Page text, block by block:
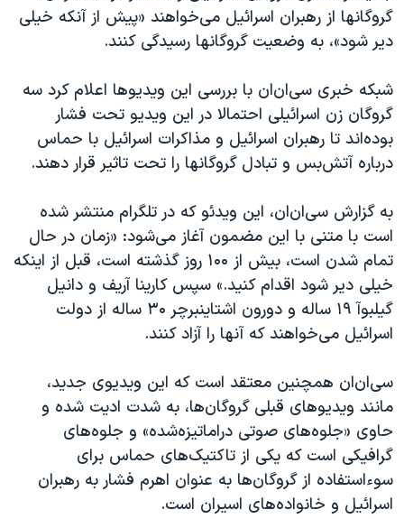
چهل سال گروگان‌گیری
اعتراضات مردمی آبان ۹۸
اسرائیل در جنگ
نرگس محمدی برنده جایزه نوبل صلح
صفحه‌های ویژه
سفر پرزیدنت ترامپ به چین
گروگانها از رهبران اسرائیل می‌خواهند «پیش از آنکه خیلی
دیر شود»، به وضعیت گروگانها رسیدگی کنند.
شبکه خبری سی‌ان‌ان با بررسی این ویدیوها اعلام کرد سه
گروگان زن اسرائیلی احتمالا در این ویدیو تحت فشار
بوده‌اند تا رهبران اسرائیل و مذاکرات اسرائیل با حماس
درباره آتش‌بس و تبادل گروگانها را تحت تاثیر قرار دهند.
به گزارش سی‌ان‌ان، این ویدئو که در تلگرام منتشر شده
است با متنی با این مضمون آغاز می‌شود: «زمان در حال
تمام شدن است، بیش از ۱۰۰ روز گذشته است، قبل از اینکه
خیلی دیر شود اقدام کنید.» ‌سپس کارینا آریف و دانیل
گیلبوآ ۱۹ ساله و دورون اشتاینبرچر ۳۰ ساله از دولت
اسرائیل می‌خواهند که آنها را آزاد کنند.
سی‌ان‌ان همچنین معتقد است که این ویدیوی جدید،
مانند ویدیوهای قبلی گروگان‌ها، به شدت ادیت شده و
حاوی «جلوه‌های صوتی دراماتیزه‌شده» و جلوه‌های
گرافیکی است که یکی از تاکتیک‌های حماس برای
سوءاستفاده از گروگان‌ها به عنوان اهرم فشار به رهبران
اسرائیل و خانواده‌‌های اسیران است.